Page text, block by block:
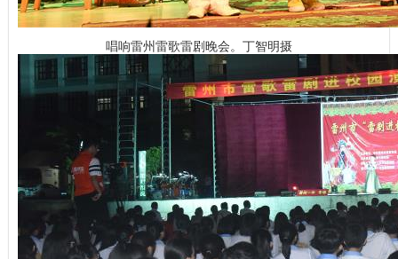
唱响雷州雷歌雷剧晚会。丁智明摄